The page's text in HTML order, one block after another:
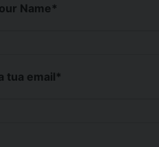
Name*
tua email*